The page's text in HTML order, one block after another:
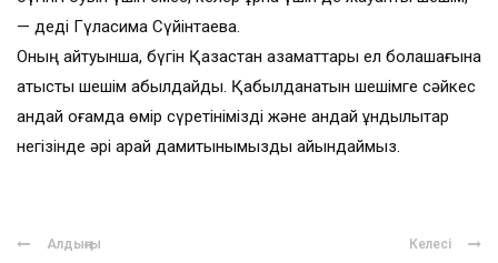
— деді Гүлқасима Сүйінтаева.
Оның айтуынша, бүгін Қазақстан азаматтары ел болашағына
қатысты шешім қабылдайды. Қабылданатын шешімге сәйкес
қандай қоғамда өмір сүретінімізді және қандай құндылықтар
негізінде әрі қарай дамитынымызды айқындаймыз.
Алдыңғы Келесі